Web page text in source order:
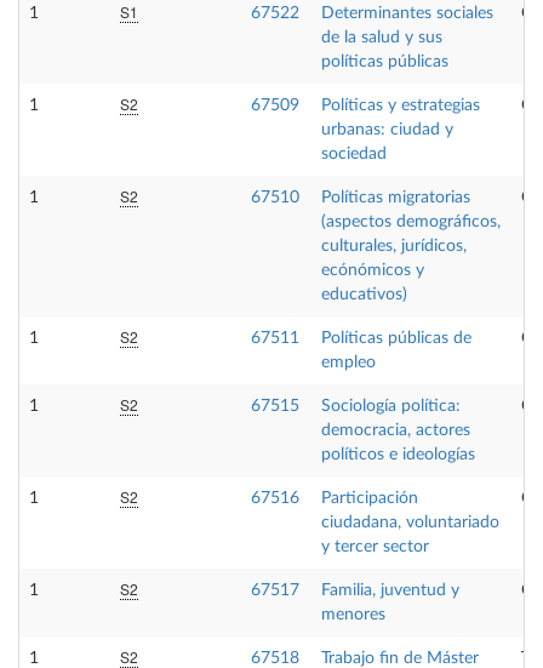
1 S1 67522
Determinantes sociales
de la salud y sus
políticas públicas
1 S2 67509
Políticas y estrategias
urbanas: ciudad y
sociedad
1 S2 67510
Políticas migratorias
(aspectos demográficos,
culturales, jurídicos,
ecónómicos y
educativos)
1 S2 67511
Políticas públicas de
empleo
1 S2 67515
Sociología política:
democracia, actores
políticos e ideologías
1 S2 67516
Participación
ciudadana, voluntariado
y tercer sector
1 S2 67517
Familia, juventud y
menores
1 S2 67518 Trabajo fin de Máster